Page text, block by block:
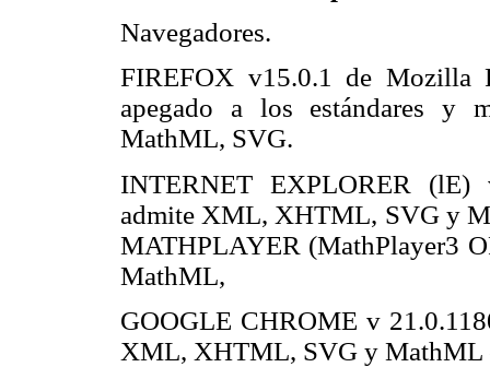
Navegadores.
FIREFOX v15.0.1 de Mozilla
apegado a los estándares y
MathML, SVG.
INTERNET EXPLORER (lE)
admite XML, XHTML, SVG y
MATHPLAYER (MathPlayer3
MathML,
GOOGLE CHROME v
XML, XHTML, SVG y MathML